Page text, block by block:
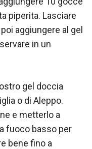
piperita. Lasciare
aggiungere al gel
in un
gel doccia
o di Aleppo.
e metterlo a
fuoco basso per
bene fino a